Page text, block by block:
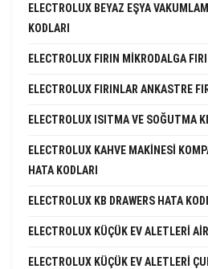
ELECTROLUX BEYAZ EŞYA
KODLARI
ELECTROLUX FIRIN MIKRODALGA
ELECTROLUX FIRINLAR ANKASTRE
ELECTROLUX ISITMA VE SOĞUTMA
ELECTROLUX KAHVE MAKINESI
HATA KODLARI
ELECTROLUX KB DRAWERS HATA
ELECTROLUX KÜÇÜK EV ALETLERI
ELECTROLUX KÜÇÜK EV ALETLERI